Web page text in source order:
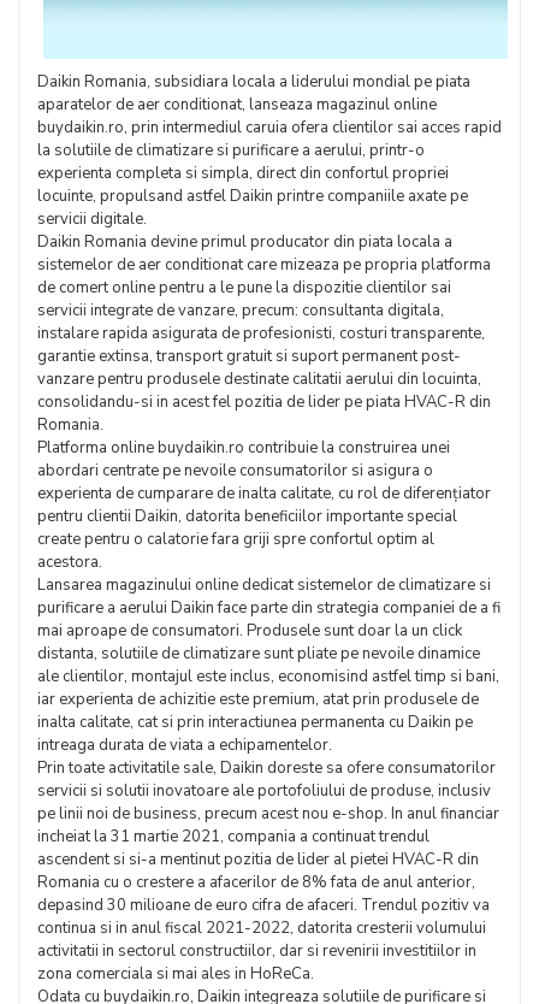
Daikin Romania, subsidiara locala a liderului mondial pe piata
aparatelor de aer conditionat, lanseaza magazinul online
buydaikin.ro, prin intermediul caruia ofera clientilor sai acces rapid
la solutiile de climatizare si purificare a aerului, printr-o
experienta completa si simpla, direct din confortul propriei
locuinte, propulsand astfel Daikin printre companiile axate pe
servicii digitale.
Daikin Romania devine primul producator din piata locala a
sistemelor de aer conditionat care mizeaza pe propria platforma
de comert online pentru a le pune la dispozitie clientilor sai
servicii integrate de vanzare, precum: consultanta digitala,
instalare rapida asigurata de profesionisti, costuri transparente,
garantie extinsa, transport gratuit si suport permanent post-
vanzare pentru produsele destinate calitatii aerului din locuinta,
consolidandu-si in acest fel pozitia de lider pe piata HVAC-R din
Romania.
Platforma online buydaikin.ro contribuie la construirea unei
abordari centrate pe nevoile consumatorilor si asigura o
experienta de cumparare de inalta calitate, cu rol de diferenţiator
pentru clientii Daikin, datorita beneficiilor importante special
create pentru o calatorie fara griji spre confortul optim al
acestora.
Lansarea magazinului online dedicat sistemelor de climatizare si
purificare a aerului Daikin face parte din strategia companiei de a fi
mai aproape de consumatori. Produsele sunt doar la un click
distanta, solutiile de climatizare sunt pliate pe nevoile dinamice
ale clientilor, montajul este inclus, economisind astfel timp si bani,
iar experienta de achizitie este premium, atat prin produsele de
inalta calitate, cat si prin interactiunea permanenta cu Daikin pe
intreaga durata de viata a echipamentelor.
Prin toate activitatile sale, Daikin doreste sa ofere consumatorilor
servicii si solutii inovatoare ale portofoliului de produse, inclusiv
pe linii noi de business, precum acest nou e-shop. In anul financiar
incheiat la 31 martie 2021, compania a continuat trendul
ascendent si si-a mentinut pozitia de lider al pietei HVAC-R din
Romania cu o crestere a afacerilor de 8% fata de anul anterior,
depasind 30 milioane de euro cifra de afaceri. Trendul pozitiv va
continua si in anul fiscal 2021-2022, datorita cresterii volumului
activitatii in sectorul constructiilor, dar si revenirii investitiilor in
zona comerciala si mai ales in HoReCa.
Odata cu buydaikin.ro, Daikin integreaza solutiile de purificare si